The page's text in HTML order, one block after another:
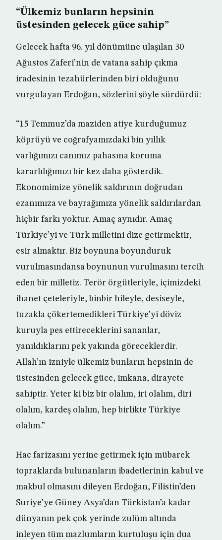
“Ülkemiz bunların hepsinin
üstesinden gelecek güce sahip”
Gelecek hafta 96. yıl dönümüne ulaşılan 30
Ağustos Zaferi’nin de vatana sahip çıkma
iradesinin tezahürlerinden biri olduğunu
vurgulayan Erdoğan, sözlerini şöyle sürdürdü:
“15 Temmuz’da maziden atiye kurduğumuz
köprüyü ve coğrafyamızdaki bin yıllık
varlığımızı canımız pahasına koruma
kararlılığımızı bir kez daha gösterdik.
Ekonomimize yönelik saldırının doğrudan
ezanımıza ve bayrağımıza yönelik saldırılardan
hiçbir farkı yoktur. Amaç aynıdır. Amaç
Türkiye’yi ve Türk milletini dize getirmektir,
esir almaktır. Biz boynuna boyunduruk
vurulmasındansa boynunun vurulmasını tercih
eden bir milletiz. Terör örgütleriyle, içimizdeki
ihanet çeteleriyle, binbir hileyle, desiseyle,
tuzakla çökertemedikleri Türkiye’yi döviz
kuruyla pes ettireceklerini sananlar,
yanıldıklarını pek yakında göreceklerdir.
Allah’ın izniyle ülkemiz bunların hepsinin de
üstesinden gelecek güce, imkana, dirayete
sahiptir. Yeter ki biz bir olalım, iri olalım, diri
olalım, kardeş olalım, hep birlikte Türkiye
olalım.”
Hac farizasını yerine getirmek için mübarek
topraklarda bulunanların ibadetlerinin kabul ve
makbul olmasını dileyen Erdoğan, Filistin’den
Suriye’ye Güney Asya’dan Türkistan’a kadar
dünyanın pek çok yerinde zulüm altında
inleyen tüm mazlumların kurtuluşu için dua